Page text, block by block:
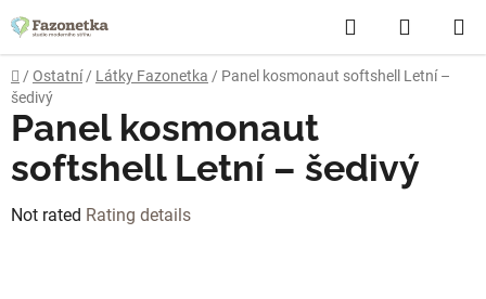
to
content
Search
CART
Home
/ Ostatní / Látky Fazonetka / Panel kosmonaut softshell Letní –
šedivý
Panel kosmonaut
softshell Letní – šedivý
The
Not rated Rating details